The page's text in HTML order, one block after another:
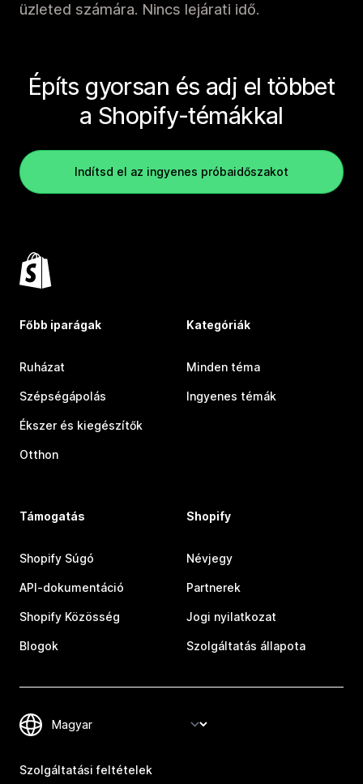
üzleted számára. Nincs lejárati idő.
Építs gyorsan és adj el többet
a Shopify-témákkal
Indítsd el az ingyenes próbaidőszakot
Főbb iparágak
Ruházat
Szépségápolás
Ékszer és kiegészítők
Otthon
Kategóriák
Minden téma
Ingyenes témák
Támogatás
Shopify Súgó
API-dokumentáció
Shopify Közösség
Blogok
Shopify
Névjegy
Partnerek
Jogi nyilatkozat
Szolgáltatás állapota
Szolgáltatási feltételek